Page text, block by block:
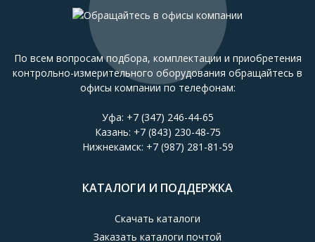
По всем вопросам подбора, комплектации и приобретения
контрольно-измерительного оборудования обращайтесь в
офисы компании по телефонам:
Уфа: +7 (347) 246-44-65
Казань: +7 (843) 230-48-75
Нижнекамск: +7 (987) 281-81-59
КАТАЛОГИ И ПОДДЕРЖКА
Скачать каталоги
Заказать каталоги почтой